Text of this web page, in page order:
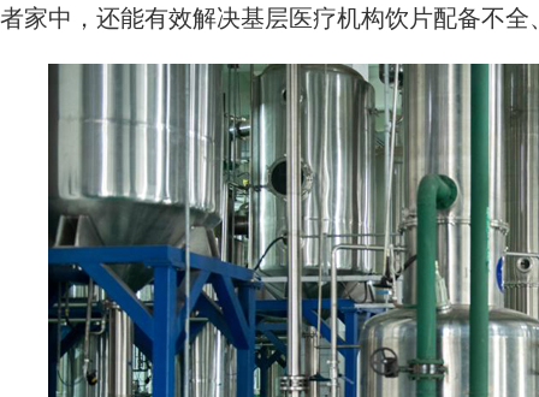
者家中，还能有效解决基层医疗机构饮片配备不全